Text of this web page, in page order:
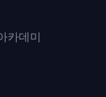
카데미